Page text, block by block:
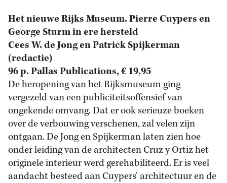
Het nieuwe Rijks Museum. Pierre Cuypers en
George Sturm in ere hersteld
Cees W. de Jong en Patrick Spijkerman
(redactie)
96 p. Pallas Publications, € 19,95
De heropening van het Rijksmuseum ging
vergezeld van een publiciteitsoffensief van
ongekende omvang. Dat er ook serieuze boeken
over de verbouwing verschenen, zal velen zijn
ontgaan. De Jong en Spijkerman laten zien hoe
onder leiding van de architecten Cruz y Ortiz het
originele interieur werd gerehabiliteerd. Er is veel
aandacht besteed aan Cuypers’ architectuur en de